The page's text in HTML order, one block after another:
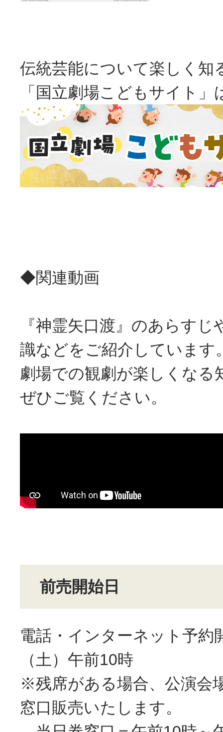
伝統芸能について楽しく知
「国立劇場こどもサイト」
◆関連動画
『神霊矢口渡』のあらす
識などをご紹介しています
劇場での観劇が楽しくなる
ぜひご覧ください。
前売開始日
電話・インターネット予約
（土）午前10時
※残席がある場合、公演会
窓口販売いたします。